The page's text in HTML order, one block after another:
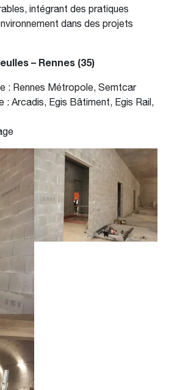
intégrant des pratiques
dans des projets
– Rennes (35)
: Rennes Métropole, Semtcar
: Arcadis, Egis Bâtiment, Egis Rail,